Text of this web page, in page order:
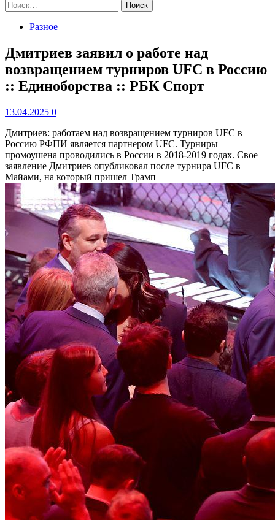
Найти:
Разное
Дмитриев заявил о работе над
возвращением турниров UFC в Россию
:: Единоборства :: РБК Спорт
13.04.2025 0
Дмитриев: работаем над возвращением турниров UFC в
Россию РФПИ является партнером UFC. Турниры
промоушена проводились в России в 2018-2019 годах. Свое
заявление Дмитриев опубликовал после турнира UFC в
Майами, на который пришел Трамп